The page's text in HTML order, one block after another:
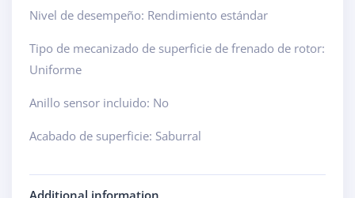
Nivel de desempeño: Rendimiento estándar
Tipo de mecanizado de superficie de frenado de rotor:
Uniforme
Anillo sensor incluido: No
Acabado de superficie: Saburral
Additional information